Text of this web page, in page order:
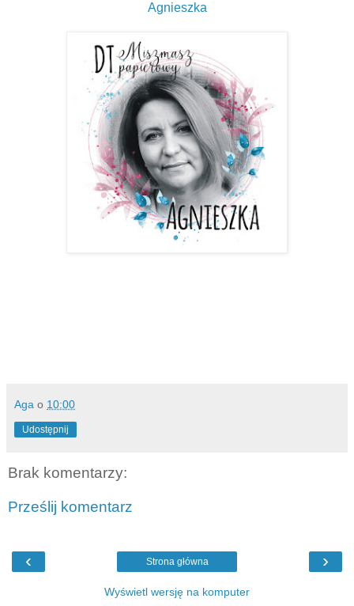
Agnieszka
Aga o 10:00
Udostępnij
Brak komentarzy:
Prześlij komentarz
‹ ›
Strona główna
Wyświetl wersję na komputer